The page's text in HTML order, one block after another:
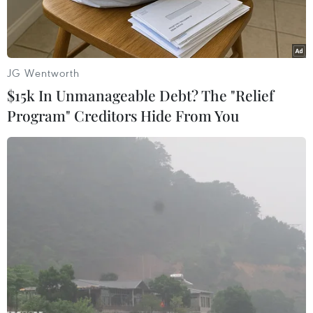
Ngày 20/9, Ủy ban Nhân dân phường Phú Cường
cho biết ngành y tế thành phố Thủ Dầu Một, tỉnh
JG Wentworth
$15k In Unmanageable Debt? The "Relief
Program" Creditors Hide From You